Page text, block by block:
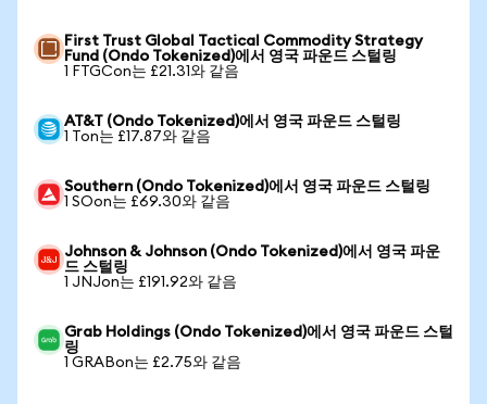
First Trust Global Tactical Commodity Strategy
Fund (Ondo Tokenized)에서 영국 파운드 스털링
1 FTGCon는 £21.31와 같음
AT&T (Ondo Tokenized)에서 영국 파운드 스털링
1 Ton는 £17.87와 같음
Southern (Ondo Tokenized)에서 영국 파운드 스털링
1 SOon는 £69.30와 같음
Johnson & Johnson (Ondo Tokenized)에서 영국 파운
드 스털링
1 JNJon는 £191.92와 같음
Grab Holdings (Ondo Tokenized)에서 영국 파운드 스털
링
1 GRABon는 £2.75와 같음